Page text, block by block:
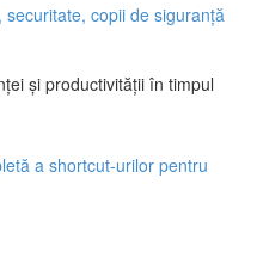
copii de siguranță
și productivității în timpul
a shortcut-urilor pentru